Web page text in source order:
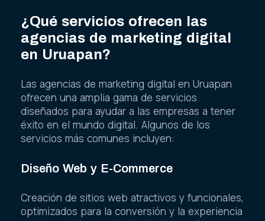
¿Qué servicios ofrecen las
agencias de marketing digital
en Uruapan?
Las agencias de marketing digital en Uruapan
ofrecen una amplia gama de servicios
diseñados para ayudar a las empresas a tener
éxito en el mundo digital. Algunos de los
servicios más comunes incluyen:
Diseño Web y E-Commerce
Creación de sitios web atractivos y funcionales,
optimizados para la conversión y la experiencia